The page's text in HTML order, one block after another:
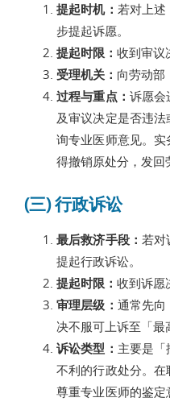
提起时机： 若对上述
步提起诉愿。
提起时限： 收到审议
受理机关： 向劳动部
过程与重点： 诉愿会
及审议决定是否违
询专业医师意见。
得撤销原处分，发回
(三) 行政诉讼
最后救济手段： 若对
提起行政诉讼。
提起时限： 收到诉愿
审理层级： 通常先向
决不服可上诉至「最
诉讼类型： 主要是
不利的行政处分。
尊重专业医师的鉴